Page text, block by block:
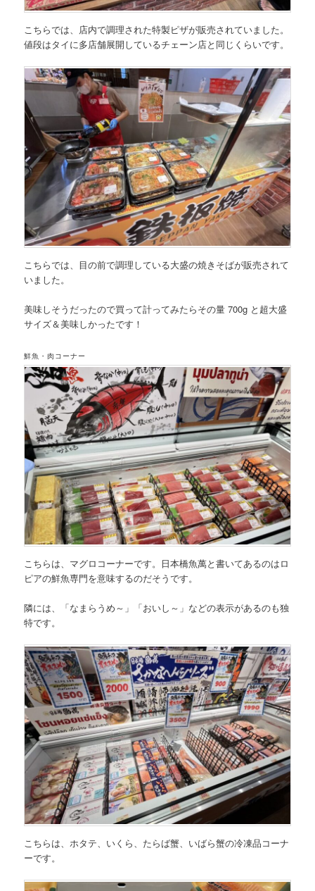
こちらでは、店内で調理された特製ピザが販売されていました。
値段はタイに多店舗展開しているチェーン店と同じくらいです。
こちらでは、目の前で調理している大盛の焼きそばが販売されて
いました。
美味しそうだったので買って計ってみたらその量 700g と超大盛
サイズ＆美味しかったです！
鮮魚・肉コーナー
こちらは、マグロコーナーです。日本橋魚萬と書いてあるのはロ
ピアの鮮魚専門を意味するのだそうです。
隣には、「なまらうめ～」「おいし～」などの表示があるのも独
特です。
こちらは、ホタテ、いくら、たらば蟹、いばら蟹の冷凍品コーナ
ーです。